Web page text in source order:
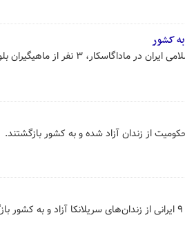
در پی اقدامات انجام شده از سوی سفارت جمهوری